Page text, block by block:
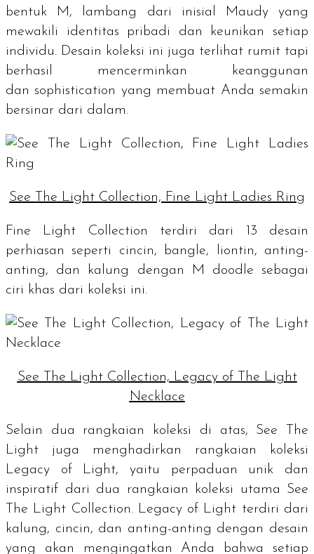
bentuk M, lambang dari inisial Maudy yang
mewakili identitas pribadi dan keunikan setiap
individu. Desain koleksi ini juga terlihat rumit tapi
berhasil mencerminkan keanggunan
dan sophistication yang membuat Anda semakin
bersinar dari dalam.
See The Light Collection, Fine Light Ladies Ring
Fine Light Collection terdiri dari 13 desain
perhiasan seperti cincin,
bangle, liontin, anting-
anting, dan kalung dengan M doodle sebagai
ciri khas dari koleksi ini.
See The Light Collection, Legacy of The Light
Necklace
Selain dua rangkaian koleksi di atas, See The
Light juga menghadirkan rangkaian koleksi
Legacy of Light, yaitu perpaduan unik dan
inspiratif dari dua rangkaian koleksi utama See
The Light Collection. Legacy of Light terdiri dari
kalung, cincin, dan anting-anting dengan desain
yang akan mengingatkan Anda bahwa setiap